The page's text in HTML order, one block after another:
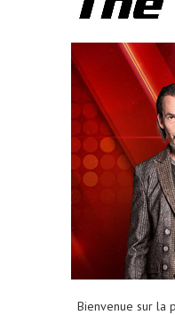
Bienvenue sur la